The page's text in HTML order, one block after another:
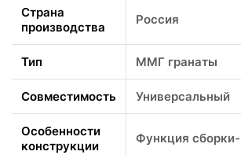
Страна
производства
Россия
Тип ММГ гранаты
Совместимость Универсальный
Особенности
конструкции
Функция